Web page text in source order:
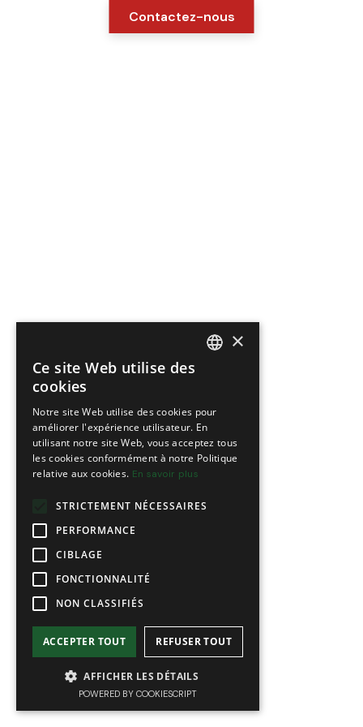
Contactez-nous
×
Ce site Web utilise des
cookies
Notre site Web utilise des cookies pour
améliorer l'expérience utilisateur. En
utilisant notre site Web, vous acceptez tous
les cookies conformément à notre Politique
relative aux cookies. En savoir plus
STRICTEMENT NÉCESSAIRES
PERFORMANCE
CIBLAGE
FONCTIONNALITÉ
NON CLASSIFIÉS
ACCEPTER TOUT REFUSER TOUT
AFFICHER LES DÉTAILS
POWERED BY COOKIESCRIPT